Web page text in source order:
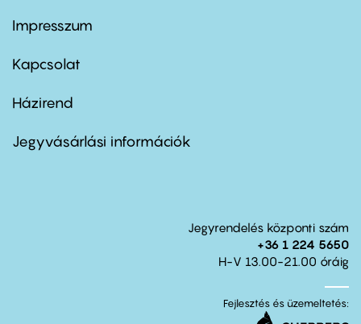
Footer
first
Impresszum
Kapcsolat
Footer
second
Házirend
Jegyvásárlási információk
Jegyrendelés központi szám
+36 1 224 5650
H-V 13.00-21.00 óráig
Fejlesztés és üzemeltetés: